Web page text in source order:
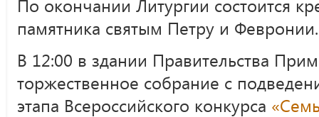
По окончании Литургии состоится
памятника святым Петру и Февронии.
В 12:00 в здании Правительства
торжественное собрание с
этапа Всероссийского конкурса